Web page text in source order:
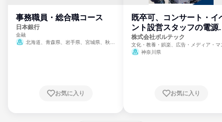
事務職員・総合職コース
日本銀行
金融
北海道、青森県、岩手県、宮城県、秋田
崎県、熊本県、大分県、宮崎県、鹿児島県、
お気に入り
既卒可、コンサート・イ
ント設営スタッフの電源
門
株式会社ボルテック
文化・教養・娯楽、広告・メディア・マ
ミ、電力・ガス・水道・エネルギー
神奈川県
お気に入り